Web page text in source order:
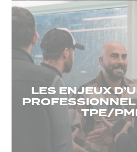
LES ENJEUX
TPE/